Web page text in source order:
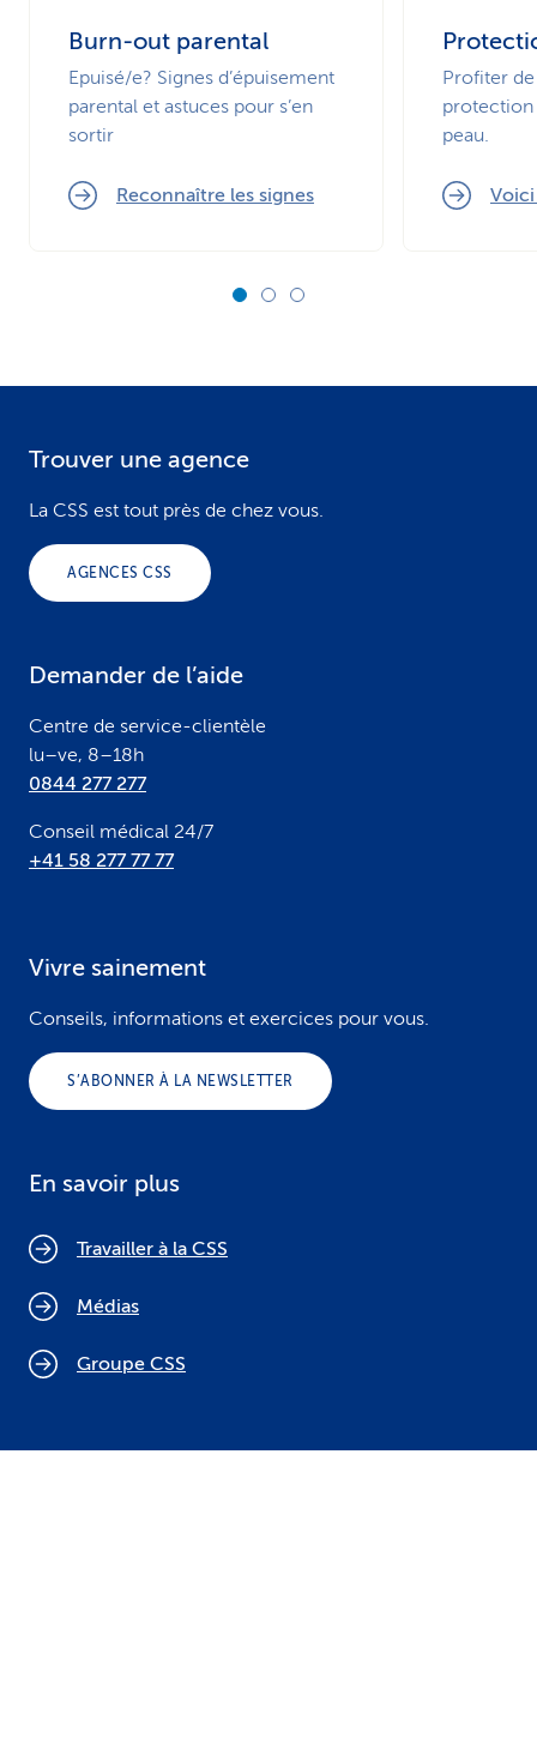
Burn-out parental
Epuisé/e? Signes d’épuisement
parental et astuces pour s’en
sortir
Reconnaître les signes
Profiter de
protection
peau.
Trouver une agence
La CSS est tout près de chez vous.
AGENCES CSS
Demander de l’aide
Centre de service-clientèle
lu–ve, 8–18h
0844 277 277
Conseil médical 24/7
+41 58 277 77 77
Vivre sainement
Conseils, informations et exercices pour vous.
S’ABONNER À LA NEWSLETTER
En savoir plus
Travailler à la CSS
Médias
Groupe CSS